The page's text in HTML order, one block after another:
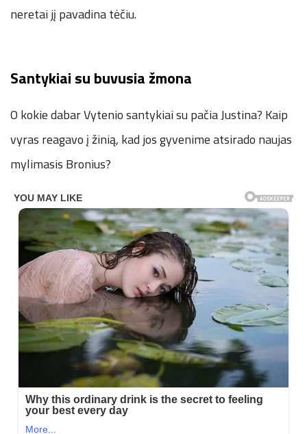
neretai jį pavadina tėčiu.
Santykiai su buvusia žmona
O kokie dabar Vytenio santykiai su pačia Justina? Kaip
vyras reagavo į žinią, kad jos gyvenime atsirado naujas
mylimasis Bronius?